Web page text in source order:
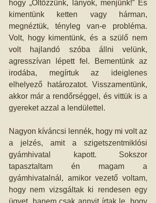
hogy „Öltözzünk, lányok, menjünk!” És
kimentünk ketten vagy hárman,
megnéztük, tényleg van-e probléma.
Volt, hogy kimentünk, és a szülő nem
volt hajlandó szóba állni velünk,
agresszívan lépett fel. Bementünk az
irodába, megírtuk az ideiglenes
elhelyező határozatot. Visszamentünk,
akkor már a rendőrséggel, és vittük is a
gyereket azzal a lendülettel.
Nagyon kíváncsi lennék, hogy mi volt az
a jelzés, amit a szigetszentmiklósi
gyámhivatal kapott. Sokszor
tapasztaltam én magam a
gyámhivatalnál, amikor vezető voltam,
hogy nem vizsgáltak ki rendesen egy
ügyet, hanem csak annyit írtak le, hogy